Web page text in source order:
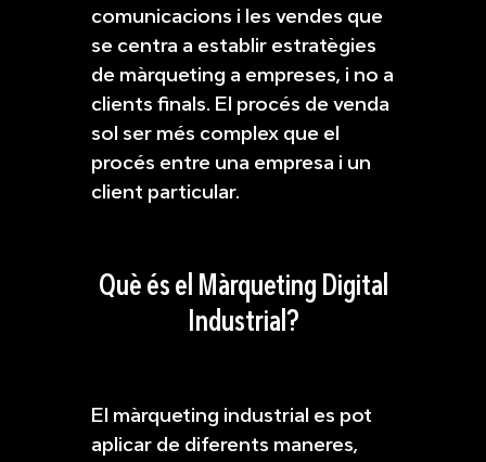
comunicacions i les vendes que
se centra a establir estratègies
de màrqueting a empreses, i no a
clients finals. El procés de venda
sol ser més complex que el
procés entre una empresa i un
client particular.
Què és el Màrqueting Digital
Industrial?
El màrqueting industrial es pot
aplicar de diferents maneres,